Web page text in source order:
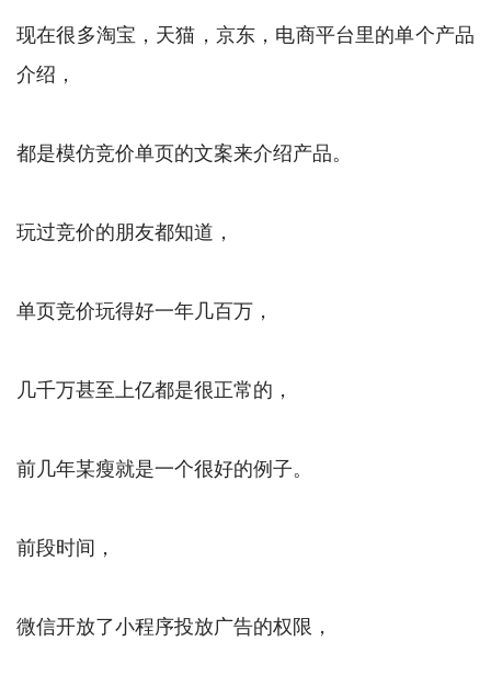
现在很多淘宝，天猫，京东，电商平台里的单个产品
介绍，
都是模仿竞价单页的文案来介绍产品。
玩过竞价的朋友都知道，
单页竞价玩得好一年几百万，
几千万甚至上亿都是很正常的，
前几年某瘦就是一个很好的例子。
前段时间，
微信开放了小程序投放广告的权限，